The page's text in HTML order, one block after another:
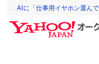
AIに「仕事用イヤホン選ん